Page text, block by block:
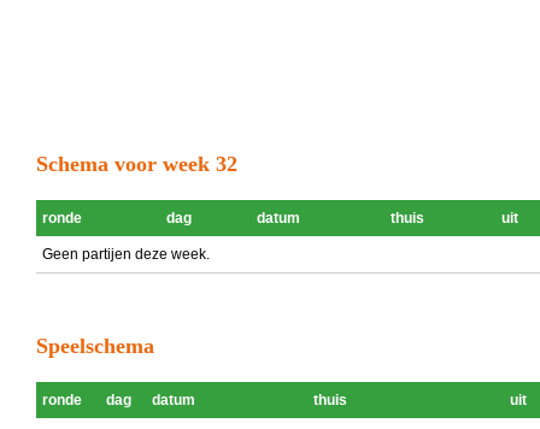
Schema voor week 32
ronde dag datum thuis uit
Geen partijen deze week.
Speelschema
ronde dag datum thuis uit